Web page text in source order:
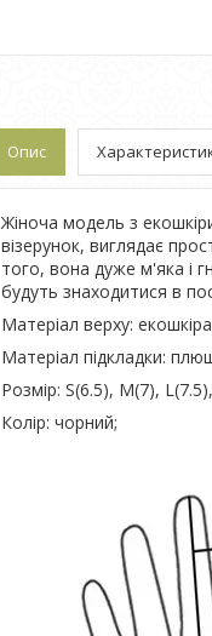
Опис
Жіноча модель з
візерунок, виглядає
того, вона дуже м'яка і
будуть знаходитися в
Матеріал верху:
Матеріал підкладки:
Розмір: S(6.5), M(7),
Колір: чорний;